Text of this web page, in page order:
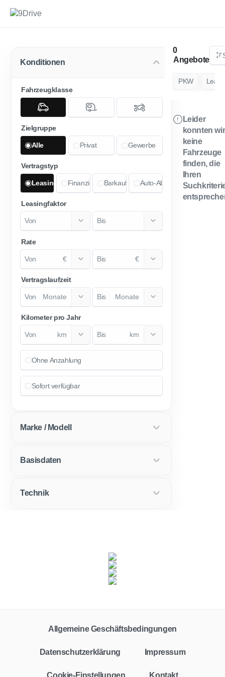
Konditionen
Fahrzeugklasse
Zielgruppe
Alle Privat Gewerbe
Vertragstyp
Leasing FinanzierungBarkauf Auto-Abo
Leasingfaktor
Rate
€ €
Vertragslaufzeit
Monate Monate
Kilometer pro Jahr
km km
Ohne Anzahlung
Sofort verfügbar
Marke / Modell
Basisdaten
Technik
Angebote
PKW
Leider
konnten wir
keine
Fahrzeuge
finden, die
Ihren
Vertragstyp
Leasing Finanzierung Barkauf Auto-Abo
Leasingfaktor
Allgemeine Geschäftsbedingungen
Datenschutzerklärung Impressum
Cookie-Einstellungen Kontakt